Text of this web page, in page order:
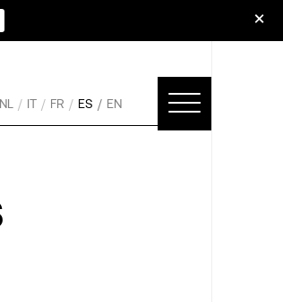
NL IT FR ES EN